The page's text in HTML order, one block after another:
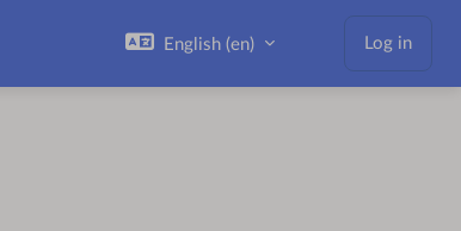
English ‎(en)‎ Log in